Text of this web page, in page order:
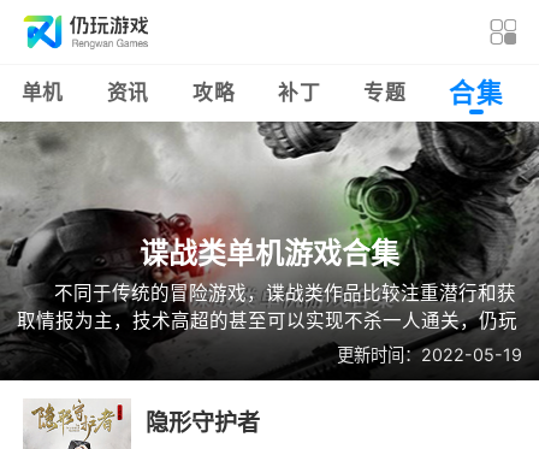
单机 资讯 攻略 补丁 专题 合集
谍战类单机游戏合集
不同于传统的冒险游戏，谍战类作品比较注重潜行和获
取情报为主，技术高超的甚至可以实现不杀一人通关，仍玩
网此次就收录了大量以此为主的精品佳作，玩家们可以在这
里化身为这样一个充满惊心动魄的人物，完成一场场徘徊于
生死的旅程！
更新时间：2022-05-19
隐形守护者